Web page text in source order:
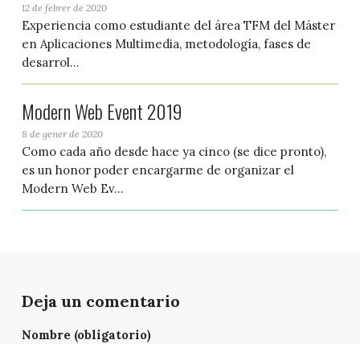
12 de febrer de 2020
Experiencia como estudiante del área TFM del Máster
en Aplicaciones Multimedia, metodología, fases de
desarrol...
Modern Web Event 2019
8 de gener de 2020
Como cada año desde hace ya cinco (se dice pronto),
es un honor poder encargarme de organizar el
Modern Web Ev...
Deja un comentario
Nombre (obligatorio)